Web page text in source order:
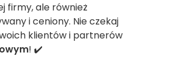
firmy, ale również
i ceniony. Nie czekaj
klientów i partnerów
! ✔️